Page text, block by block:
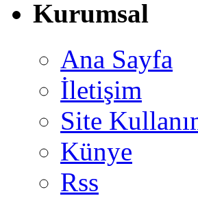
Kurumsal
Ana Sayfa
İletişim
Site
Künye
Rss